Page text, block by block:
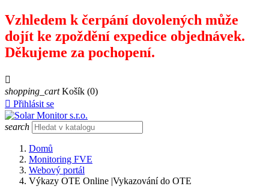
Vzhledem k čerpání dovolených může
dojít ke zpoždění expedice objednávek.
Děkujeme za pochopení.

shopping_cart Košík (0)
 Přihlásit se
search
Domů
Monitoring FVE
Webový portál
Výkazy OTE Online |Vykazování do OTE